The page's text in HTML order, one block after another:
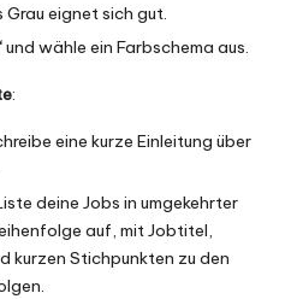
eignet sich gut.
und wähle ein Farbschema aus.
:
eine kurze Einleitung über
deine Jobs in umgekehrter
auf, mit Jobtitel,
kurzen Stichpunkten zu den